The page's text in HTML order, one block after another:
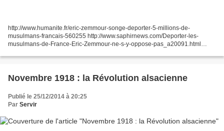
http://www.humanite.fr/eric-zemmour-songe-deporter-5-millions-de-
musulmans-francais-560255 http://www.saphirnews.com/Deporter-les-
musulmans-de-France-Eric-Zemmour-ne-s-y-oppose-pas_a20091.html
Novembre 1918 : la Révolution alsacienne
Publié le 25/12/2014 à 20:25
Par Servir